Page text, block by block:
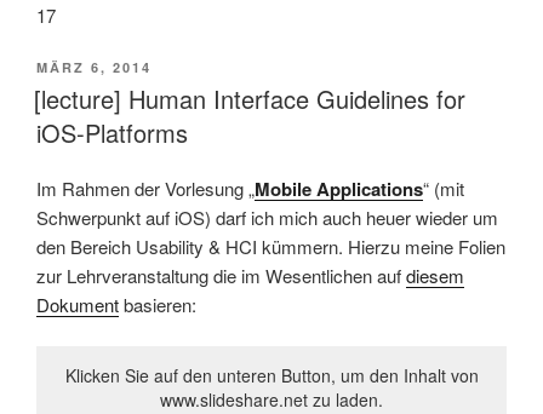
17
VERÖFFENTLICHT
AM
MÄRZ 6, 2014
[lecture] Human Interface Guidelines for
iOS-Platforms
Im Rahmen der Vorlesung „Mobile Applications“ (mit
Schwerpunkt auf iOS) darf ich mich auch heuer wieder um
den Bereich Usability & HCI kümmern. Hierzu meine Folien
zur Lehrveranstaltung die im Wesentlichen aufdiesem
Dokumentbasieren:
Klicken Sie auf den unteren Button, um den Inhalt von
www.slideshare.net zu laden.